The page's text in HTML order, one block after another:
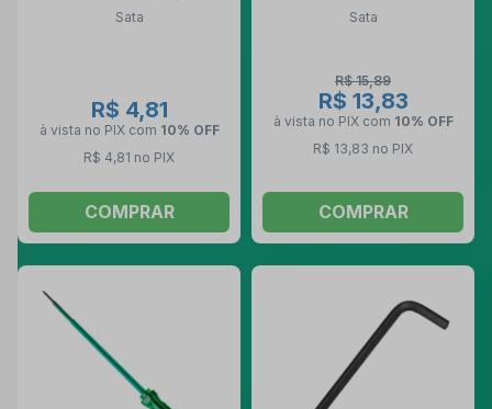
Sata
R$ 4,81
à vista no PIX com 10% OFF
R$ 4,81 no PIX
COMPRAR
Sata
R$ 15,89
R$ 13,83
à vista no PIX com 10% OFF
R$ 13,83 no PIX
COMPRAR